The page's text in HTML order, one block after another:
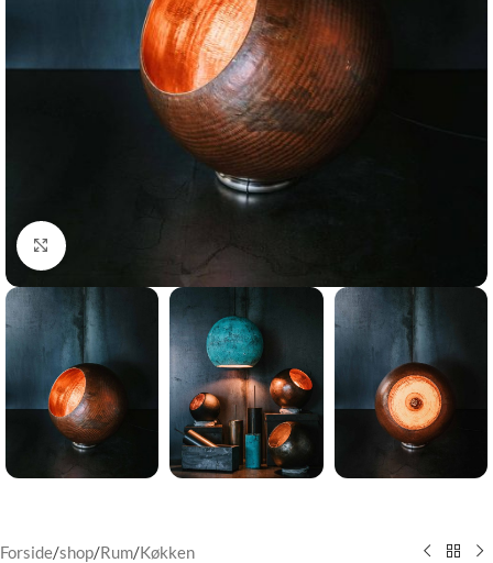
Klik for at forstørre
Forside/shop/Rum/Køkken